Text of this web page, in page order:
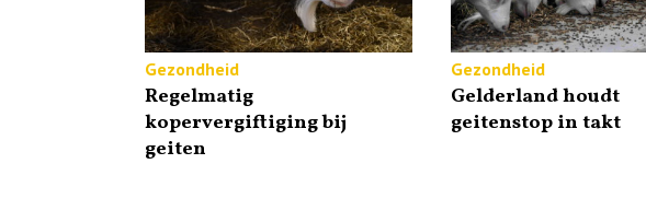
Gezondheid
Regelmatig
kopervergiftiging bij
geiten
Gezondheid
Gelderland houdt
geitenstop in takt